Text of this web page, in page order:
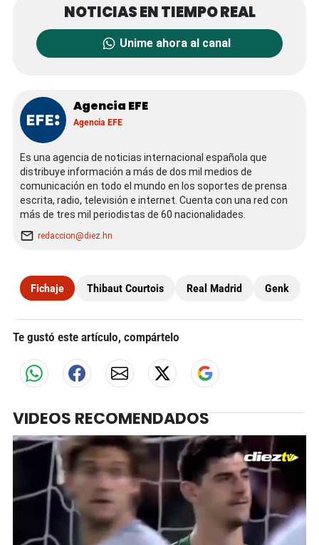
Unime ahora al canal
Agencia EFE
Agencia EFE
Es una agencia de noticias internacional española que
distribuye información a más de dos mil medios de
comunicación en todo el mundo en los soportes de prensa
escrita, radio, televisión e internet. Cuenta con una red con
más de tres mil periodistas de 60 nacionalidades.
redaccion@diez.hn
Fichaje Thibaut Courtois Real Madrid Genk
Te gustó este artículo, compártelo
VIDEOS RECOMENDADOS